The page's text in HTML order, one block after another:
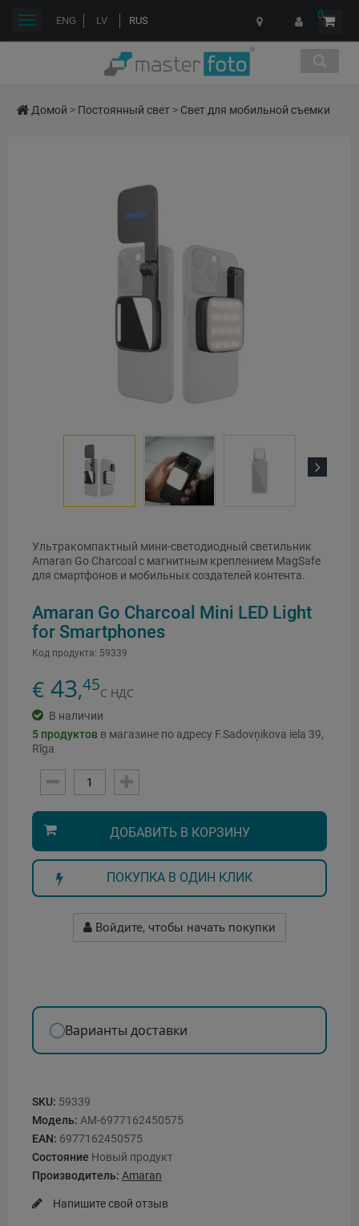
ENG LV RUS 0
Переключить
Домой > Постоянный свет > Свет для мобильной съемки
Ультракомпактный мини-светодиодный светильник
Amaran Go Charcoal с магнитным креплением MagSafe
для смартфонов и мобильных создателей контента.
Amaran Go Charcoal Mini LED Light
for Smartphones
Код продукта: 59339
€ 43,45С НДС
В наличии
5 продуктов в магазине по адресу F.Sadovņikova iela 39,
Rīga
ДОБАВИТЬ В КОРЗИНУ
ПОКУПКА В ОДИН КЛИК
Войдите, чтобы начать покупки
Варианты доставки
SKU: 59339
Модель: AM-6977162450575
EAN: 6977162450575
Состояние Новый продукт
Производитель: Amaran
Напишите свой отзыв